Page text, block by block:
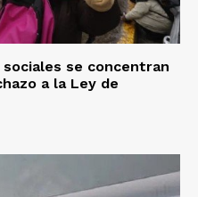
se concentran
a la Ley de